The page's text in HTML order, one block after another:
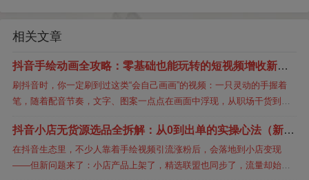
相关文章
抖音手绘动画全攻略：零基础也能玩转的短视频增收新路
径
刷抖音时，你一定刷到过这类“会自己画画”的视频：一只灵动的手握着
笔，随着配音节奏，文字、图案一点点在画面中浮现，从职场干货到情
从本质到实操...
抖音小店无货源选品全拆解：从0到出单的实操心法（新手
必看）
在抖音生态里，不少人靠着手绘视频引流涨粉后，会落地到小店变现
——但新问题来了：小店产品上架了，精选联盟也同步了，流量却始终